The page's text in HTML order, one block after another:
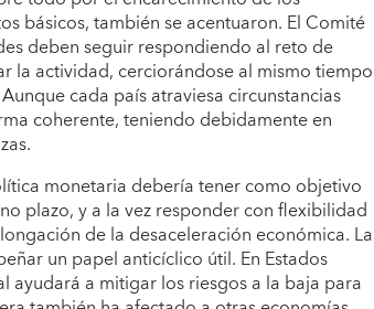
básicos, también se acentuaron. El Comité
deben seguir respondiendo al reto de
la actividad, cerciorándose al mismo tiempo
cada país atraviesa circunstancias
coherente, teniendo debidamente en
monetaria debería tener como objetivo
plazo, y a la vez responder con flexibilidad
de la desaceleración económica. La
un papel anticíclico útil. En Estados
ayudará a mitigar los riesgos a la baja para